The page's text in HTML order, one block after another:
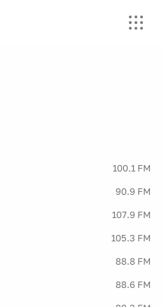
100.1 FM
90.9 FM
107.9 FM
105.3 FM
88.8 FM
88.6 FM